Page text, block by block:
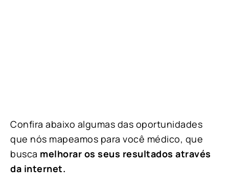
Confira abaixo algumas das oportunidades
que nós mapeamos para você médico, que
busca melhorar os seus resultados através
da internet.